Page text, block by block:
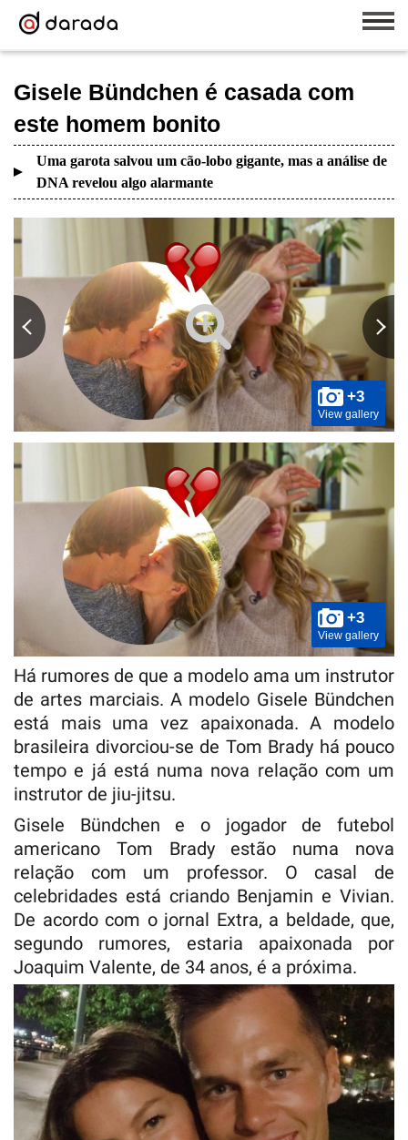
Gisele Bündchen é casada com
este homem bonito
Uma garota salvou um cão-lobo gigante, mas a análise de
DNA revelou algo alarmante
+3
View gallery
+3
View gallery
Há rumores de que a modelo ama um instrutor
de artes marciais. A modelo Gisele Bündchen
está mais uma vez apaixonada. A modelo
brasileira divorciou-se de Tom Brady há pouco
tempo e já está numa nova relação com um
instrutor de jiu-jitsu.
Gisele Bündchen e o jogador de futebol
americano Tom Brady estão numa nova
relação com um professor. O casal de
celebridades está criando Benjamin e Vivian.
De acordo com o jornal Extra, a beldade, que,
segundo rumores, estaria apaixonada por
Joaquim Valente, de 34 anos, é a próxima.